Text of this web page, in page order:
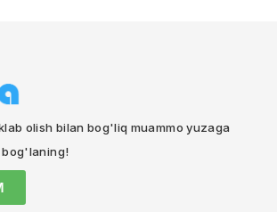
olish bilan bog'liq muammo yuzaga
bog'laning!